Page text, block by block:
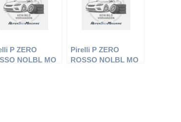
P ZERO
NOLBL MO
Pirelli P ZERO
ROSSO NOLBL MO